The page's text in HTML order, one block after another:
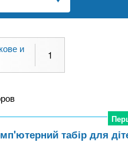
и
1
табір для